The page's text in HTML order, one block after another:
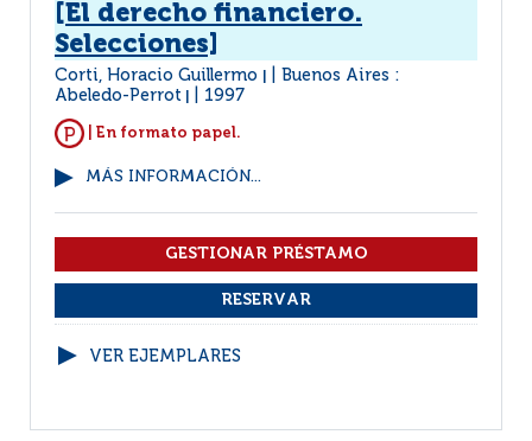
[El derecho financiero.
Selecciones]
Corti, Horacio Guillermo
Buenos Aires :
Abeledo-Perrot
1997
| En formato papel.
MÁS INFORMACIÓN...
VER EJEMPLARES